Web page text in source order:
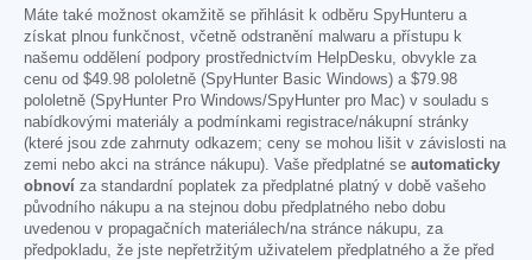
Máte také možnost okamžitě se přihlásit k odběru SpyHunteru a
získat plnou funkčnost, včetně odstranění malwaru a přístupu k
našemu oddělení podpory prostřednictvím HelpDesku, obvykle za
cenu od $49.98 pololetně (SpyHunter Basic Windows) a $79.98
pololetně (SpyHunter Pro Windows/SpyHunter pro Mac) v souladu s
nabídkovými materiály a podmínkami registrace/nákupní stránky
(které jsou zde zahrnuty odkazem; ceny se mohou lišit v závislosti na
zemi nebo akci na stránce nákupu). Vaše předplatné se automaticky
obnoví za standardní poplatek za předplatné platný v době vašeho
původního nákupu a na stejnou dobu předplatného nebo dobu
uvedenou v propagačních materiálech/na stránce nákupu, za
předpokladu, že jste nepřetržitým uživatelem předplatného a že před